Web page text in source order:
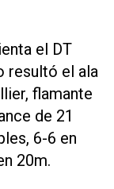
el DT
resultó el ala
flamante
de 21
6-6 en
20m.